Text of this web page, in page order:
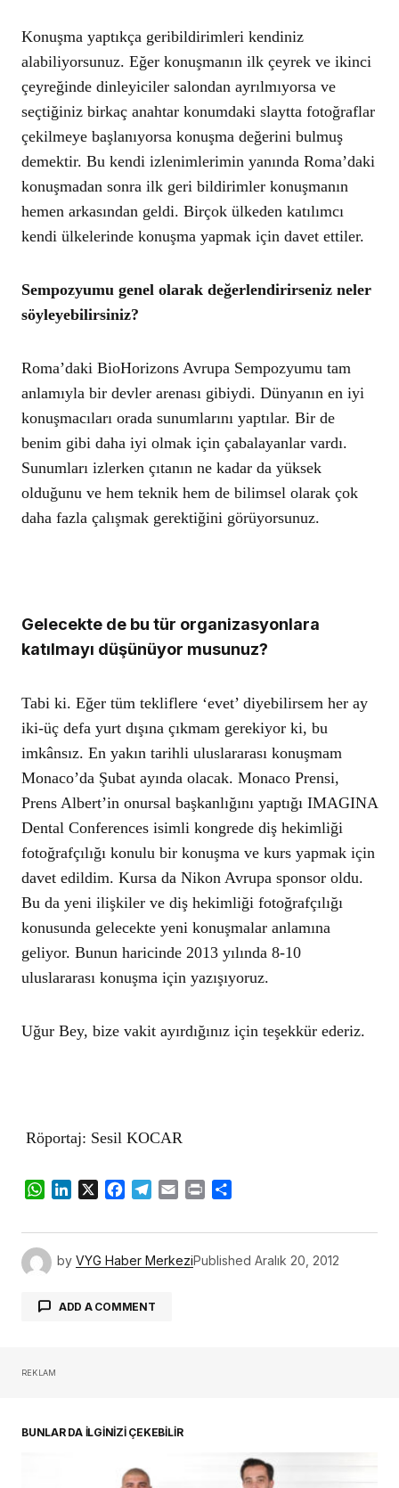
Konuşma yaptıkça geribildirimleri kendiniz
alabiliyorsunuz. Eğer konuşmanın ilk çeyrek ve ikinci
çeyreğinde dinleyiciler salondan ayrılmıyorsa ve
seçtiğiniz birkaç anahtar konumdaki slaytta fotoğraflar
çekilmeye başlanıyorsa konuşma değerini bulmuş
demektir. Bu kendi izlenimlerimin yanında Roma’daki
konuşmadan sonra ilk geri bildirimler konuşmanın
hemen arkasından geldi. Birçok ülkeden katılımcı
kendi ülkelerinde konuşma yapmak için davet ettiler.
Sempozyumu genel olarak değerlendirirseniz neler
söyleyebilirsiniz?
Roma’daki BioHorizons Avrupa Sempozyumu tam
anlamıyla bir devler arenası gibiydi. Dünyanın en iyi
konuşmacıları orada sunumlarını yaptılar. Bir de
benim gibi daha iyi olmak için çabalayanlar vardı.
Sunumları izlerken çıtanın ne kadar da yüksek
olduğunu ve hem teknik hem de bilimsel olarak çok
daha fazla çalışmak gerektiğini görüyorsunuz.
Gelecekte de bu tür organizasyonlara
katılmayı düşünüyor musunuz?
Tabi ki. Eğer tüm tekliflere ‘evet’ diyebilirsem her ay
iki-üç defa yurt dışına çıkmam gerekiyor ki, bu
imkânsız. En yakın tarihli uluslararası konuşmam
Monaco’da Şubat ayında olacak. Monaco Prensi,
Prens Albert’in onursal başkanlığını yaptığı IMAGINA
Dental Conferences isimli kongrede diş hekimliği
fotoğrafçılığı konulu bir konuşma ve kurs yapmak için
davet edildim. Kursa da Nikon Avrupa sponsor oldu.
Bu da yeni ilişkiler ve diş hekimliği fotoğrafçılığı
konusunda gelecekte yeni konuşmalar anlamına
geliyor. Bunun haricinde 2013 yılında 8-10
uluslararası konuşma için yazışıyoruz.
Uğur Bey, bize vakit ayırdığınız için teşekkür ederiz.
Röportaj: Sesil KOCAR
WhatsApp
LinkedIn
X Facebook
Telegram
Email Print
by VYG Haber MerkeziPublished Aralık 20, 2012
ADD A COMMENT
REKLAM
BUNLAR DA İLGİNİZİ ÇEKEBİLİR